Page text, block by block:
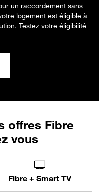
un raccordement sans
logement est éligible à
Testez votre éligibilité
offres Fibre
vous
Fibre + Smart TV